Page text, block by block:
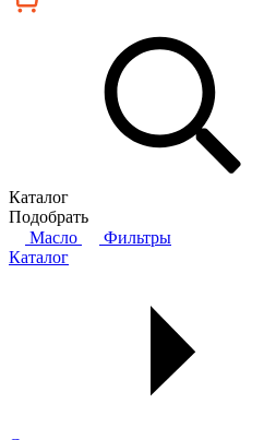
Каталог
Подобрать
Масло
Фильтры
Каталог